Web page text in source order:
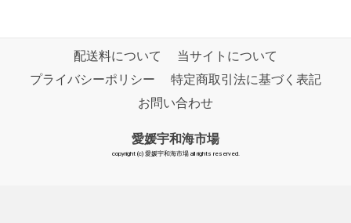
配送料について
当サイトについて
プライバシーポリシー
特定商取引法に基づく表記
お問い合わせ
愛媛宇和海市場
copyright (c) 愛媛宇和海市場 all rights reserved.